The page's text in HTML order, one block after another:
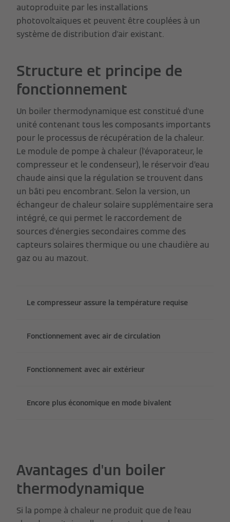
autoproduite par les installations
photovoltaïques et peuvent être couplées à un
système de distribution d'air existant.
Structure et principe de
fonctionnement
Un boiler thermodynamique est constitué d'une
unité contenant tous les composants importants
pour le processus de récupération de la chaleur.
Le module de pompe à chaleur (l'évaporateur, le
compresseur et le condenseur), le réservoir d’eau
chaude ainsi que la régulation se trouvent dans
un bâti peu encombrant. Selon la version, un
échangeur de chaleur solaire supplémentaire sera
intégré, ce qui permet le raccordement de
sources d'énergies secondaires comme des
capteurs solaires thermique ou une chaudière au
gaz ou au mazout.
Le compresseur assure la température requise
Fonctionnement avec air de circulation
Fonctionnement avec air extérieur
Encore plus économique en mode bivalent
Avantages d'un boiler
thermodynamique
Si la pompe à chaleur ne produit que de l'eau